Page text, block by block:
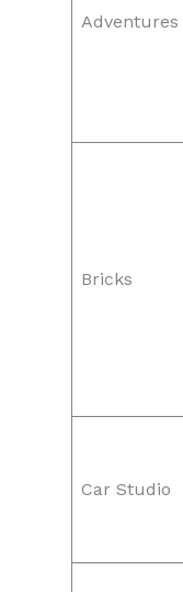
Adventures
Bricks
Car Studio